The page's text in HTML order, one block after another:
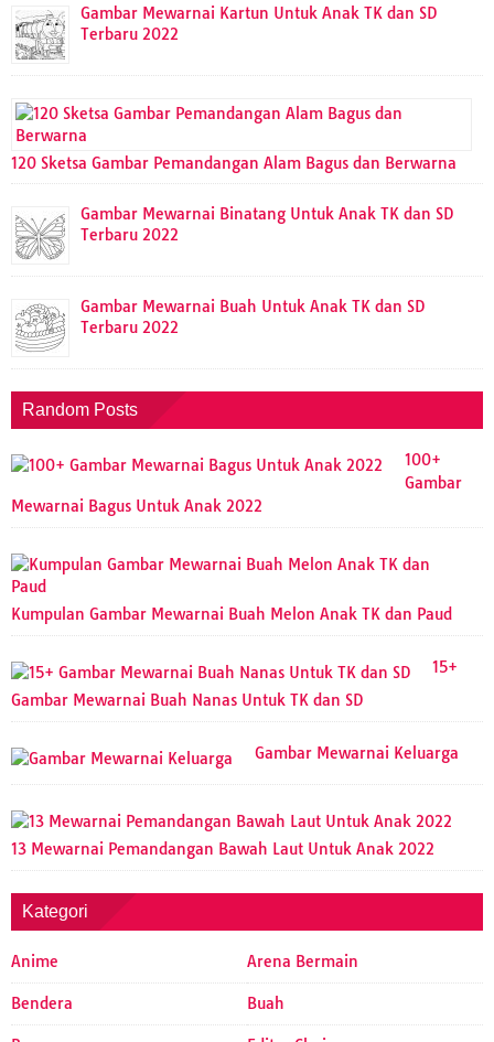
Gambar Mewarnai Kartun Untuk Anak TK dan SD
Terbaru 2022
120 Sketsa Gambar Pemandangan Alam Bagus dan Berwarna
Gambar Mewarnai Binatang Untuk Anak TK dan SD
Terbaru 2022
Gambar Mewarnai Buah Untuk Anak TK dan SD
Terbaru 2022
Random Posts
100+
Gambar
Mewarnai Bagus Untuk Anak 2022
Kumpulan Gambar Mewarnai Buah Melon Anak TK dan Paud
15+
Gambar Mewarnai Buah Nanas Untuk TK dan SD
Gambar Mewarnai Keluarga
13 Mewarnai Pemandangan Bawah Laut Untuk Anak 2022
Kategori
Anime Arena Bermain
Bendera Buah